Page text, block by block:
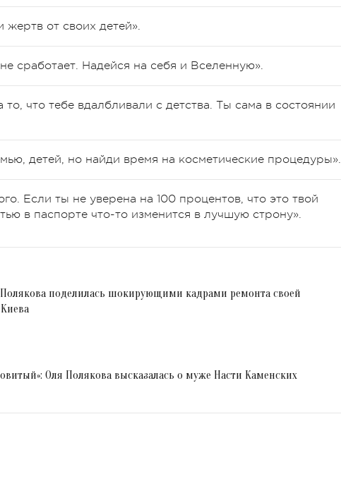
от своих детей».
сработает. Надейся на себя и Вселенную».
что тебе вдалбливали с детства. Ты сама в состоянии
детей, но найди время на косметические процедуры».
Если ты не уверена на 100 процентов, что это твой
в паспорте что-то изменится в лучшую строну».
Полякова поделилась шокирующими кадрами ремонта своей
Оля Полякова высказалась о муже Насти Каменских